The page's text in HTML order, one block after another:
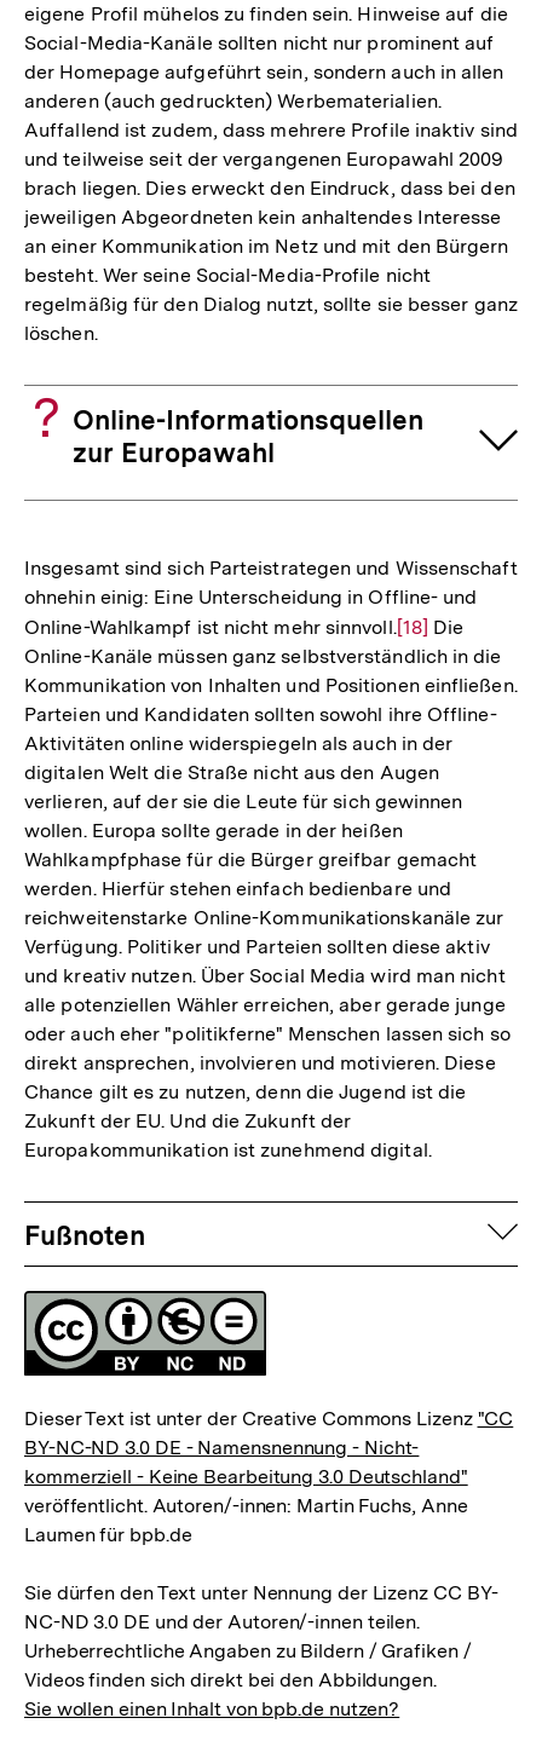
eigene Profil mühelos zu finden sein. Hinweise auf die
Social-Media-Kanäle sollten nicht nur prominent auf
der Homepage aufgeführt sein, sondern auch in allen
anderen (auch gedruckten) Werbematerialien.
Auffallend ist zudem, dass mehrere Profile inaktiv sind
und teilweise seit der vergangenen Europawahl 2009
brach liegen. Dies erweckt den Eindruck, dass bei den
jeweiligen Abgeordneten kein anhaltendes Interesse
an einer Kommunikation im Netz und mit den Bürgern
besteht. Wer seine Social-Media-Profile nicht
regelmäßig für den Dialog nutzt, sollte sie besser ganz
löschen.
Online-Informationsquellen
zur Europawahl
Insgesamt sind sich Parteistrategen und Wissenschaft
ohnehin einig: Eine Unterscheidung in Offline- und
Online-Wahlkampf ist nicht mehr sinnvoll.Zur
Auflösung
der
Fußnote
[18] Die
Online-Kanäle müssen ganz selbstverständlich in die
Kommunikation von Inhalten und Positionen einfließen.
Parteien und Kandidaten sollten sowohl ihre Offline-
Aktivitäten online widerspiegeln als auch in der
digitalen Welt die Straße nicht aus den Augen
verlieren, auf der sie die Leute für sich gewinnen
wollen. Europa sollte gerade in der heißen
Wahlkampfphase für die Bürger greifbar gemacht
werden. Hierfür stehen einfach bedienbare und
reichweitenstarke Online-Kommunikationskanäle zur
Verfügung. Politiker und Parteien sollten diese aktiv
und kreativ nutzen. Über Social Media wird man nicht
alle potenziellen Wähler erreichen, aber gerade junge
oder auch eher "politikferne" Menschen lassen sich so
direkt ansprechen, involvieren und motivieren. Diese
Chance gilt es zu nutzen, denn die Jugend ist die
Zukunft der EU. Und die Zukunft der
Europakommunikation ist zunehmend digital.
Fussnoten
Fußnoten
Lizenz
Dieser Text ist unter der Creative Commons Lizenz "CC
BY-NC-ND 3.0 DE - Namensnennung - Nicht-
kommerziell - Keine Bearbeitung 3.0 Deutschland"
veröffentlicht. Autoren/-innen: Martin Fuchs, Anne
Laumen für bpb.de
Sie dürfen den Text unter Nennung der Lizenz CC BY-
NC-ND 3.0 DE und der Autoren/-innen teilen.
Urheberrechtliche Angaben zu Bildern / Grafiken /
Videos finden sich direkt bei den Abbildungen.
Sie wollen einen Inhalt von bpb.de nutzen?